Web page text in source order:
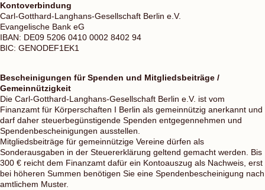
Kontoverbindung
Carl-Gotthard-Langhans-Gesellschaft Berlin e.V.
Evangelische Bank eG
IBAN: DE09 5206 0410 0002 8402 94
BIC: GENODEF1EK1
Bescheinigungen für Spenden und Mitgliedsbeiträge /
Gemeinnützigkeit
Die Carl-Gotthard-Langhans-Gesellschaft Berlin e.V. ist vom
Finanzamt für Körperschaften I Berlin als gemeinnützig anerkannt und
darf daher steuerbegünstigende Spenden entgegennehmen und
Spendenbescheinigungen ausstellen.
Mitgliedsbeiträge für gemeinnützige Vereine dürfen als
Sonderausgaben in der Steuererklärung geltend gemacht werden. Bis
300 € reicht dem Finanzamt dafür ein Kontoauszug als Nachweis, erst
bei höheren Summen benötigen Sie eine Spendenbescheinigung nach
amtlichem Muster.